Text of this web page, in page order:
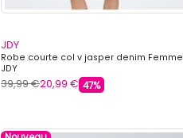
JDY
Robe courte col v jasper denim Femme
JDY
39,99 €20,99 € 47%